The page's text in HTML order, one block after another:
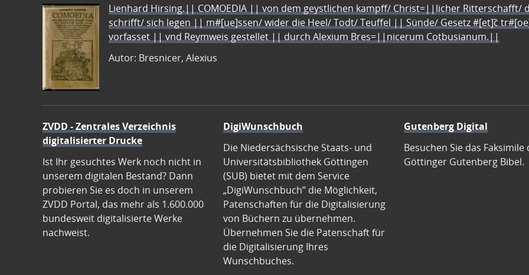
Lienhard Hirsing.|| COMOEDIA || von dem geystlichen kampff/ Christ=||licher Ritterschafft/
schrifft/ sich legen || m#[ue]ssen/ wider die Heel/ Todt/ Teuffel || Sünde/ Gesetz #[et]c̃
vorfasset || vnd Reymweis gestellet || durch Alexium Bres=||nicerum Cotbusianum.||
Autor: Bresnicer, Alexius
ZVDD - Zentrales Verzeichnis
digitalisierter Drucke
Ist Ihr gesuchtes Werk noch nicht in
unserem digitalen Bestand? Dann
probieren Sie es doch in unserem
ZVDD Portal, das mehr als 1.600.000
bundesweit digitalisierte Werke
nachweist.
DigiWunschbuch
Die Niedersächsische Staats- und
Universitätsbibliothek Göttingen
(SUB) bietet mit dem Service
„DigiWunschbuch” die Möglichkeit,
Patenschaften für die Digitalisierung
von Büchern zu übernehmen.
Übernehmen Sie die Patenschaft für
die Digitalisierung Ihres
Wunschbuches.
Gutenberg Digital
Besuchen Sie das Faksimile
Göttinger Gutenberg Bibel.